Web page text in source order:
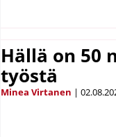
Hällä on 50
työstä
Minea Virtanen |